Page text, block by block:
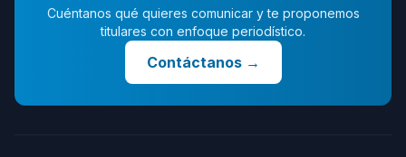
Cuéntanos qué quieres comunicar y te proponemos
titulares con enfoque periodístico.
Contáctanos→